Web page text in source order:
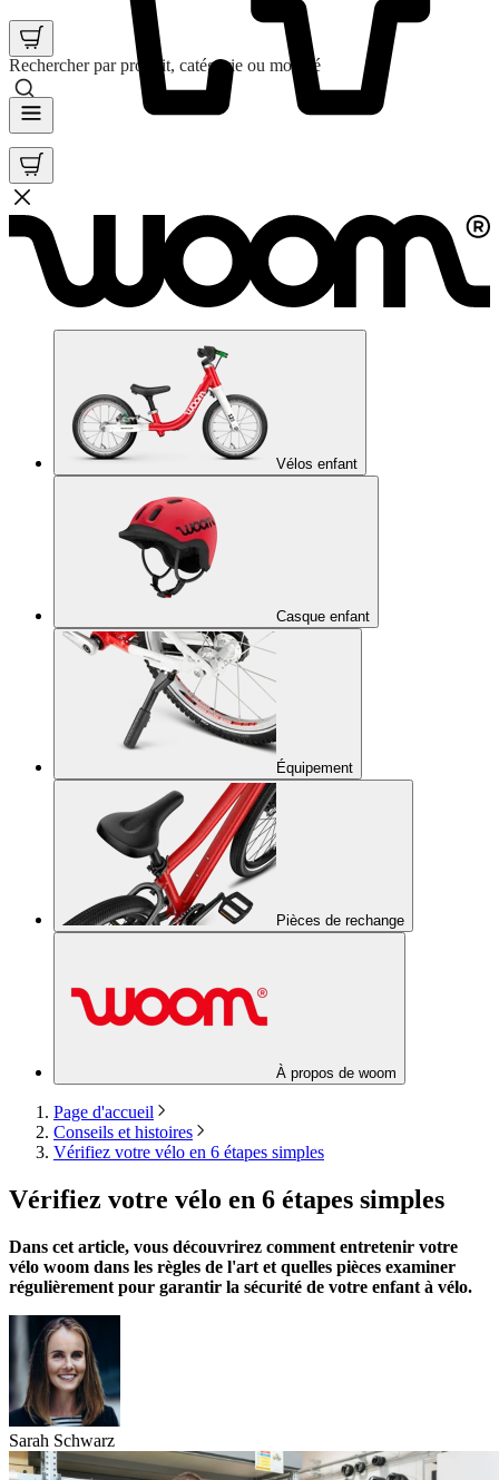
Rechercher par produit, catégorie ou mot clé
Vélos enfant
Casque enfant
Équipement
Pièces de rechange
À propos de woom
Page d'accueil
Conseils et histoires
Vérifiez votre vélo en 6 étapes simples
Vérifiez votre vélo en 6 étapes simples
Dans cet article, vous découvrirez comment entretenir votre
vélo woom dans les règles de l'art et quelles pièces examiner
régulièrement pour garantir la sécurité de votre enfant à vélo.
Sarah Schwarz